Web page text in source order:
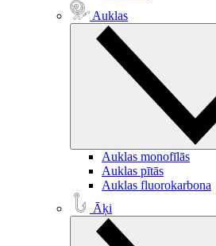
Auklas
Auklas monofīlās
Auklas pītās
Auklas fluorokarbona
Āķi